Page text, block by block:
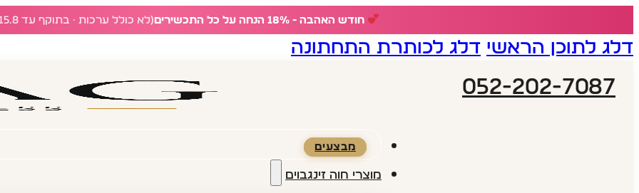
חודש האהבה - 18% הנחה על כל התכשירים (לא כולל ערכות · בתוקף עד 15.8)
דלג לתוכן הראשי דלג לכותרת התחתונה
052-202-7087
מבצעים
מוצרי חוה זינגבוים